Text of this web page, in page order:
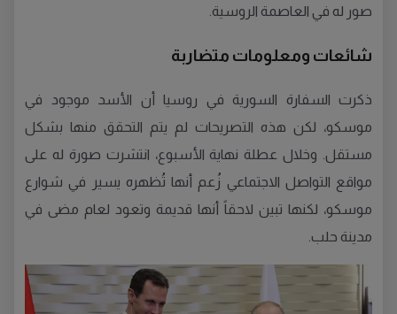
صور له في العاصمة الروسية.
شائعات ومعلومات متضاربة
ذكرت السفارة السورية في روسيا أن الأسد موجود في
موسكو، لكن هذه التصريحات لم يتم التحقق منها بشكل
مستقل. وخلال عطلة نهاية الأسبوع، انتشرت صورة له على
مواقع التواصل الاجتماعي زُعم أنها تُظهره يسير في شوارع
موسكو، لكنها تبين لاحقاً أنها قديمة وتعود لعام مضى في
مدينة حلب.